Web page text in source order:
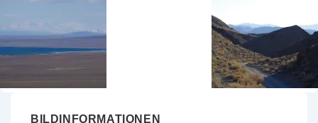
BILDINFORMATIONEN